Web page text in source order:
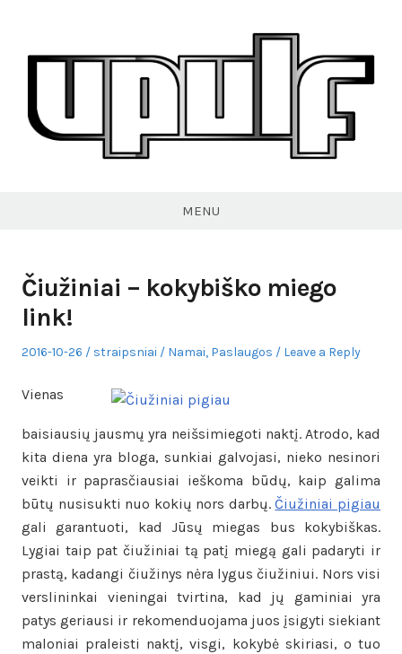
content
MENU
Čiužiniai – kokybiško miego
link!
Posted
2016-10-26 Author
straipsniai
Posted
Namai, Paslaugos Leave a Reply
Vienas
baisiausių jausmų yra neišsimiegoti naktį. Atrodo, kad
kita diena yra bloga, sunkiai galvojasi, nieko nesinori
veikti ir paprasčiausiai ieškoma būdų, kaip galima
būtų nusisukti nuo kokių nors darbų.Čiužiniai pigiau
gali garantuoti, kad Jūsų miegas bus kokybiškas.
Lygiai taip pat čiužiniai tą patį miegą gali padaryti ir
prastą, kadangi čiužinys nėra lygus čiužiniui. Nors visi
verslininkai vieningai tvirtina, kad jų gaminiai yra
patys geriausi ir rekomenduojama juos įsigyti siekiant
maloniai praleisti naktį, visgi, kokybė skiriasi, o tuo